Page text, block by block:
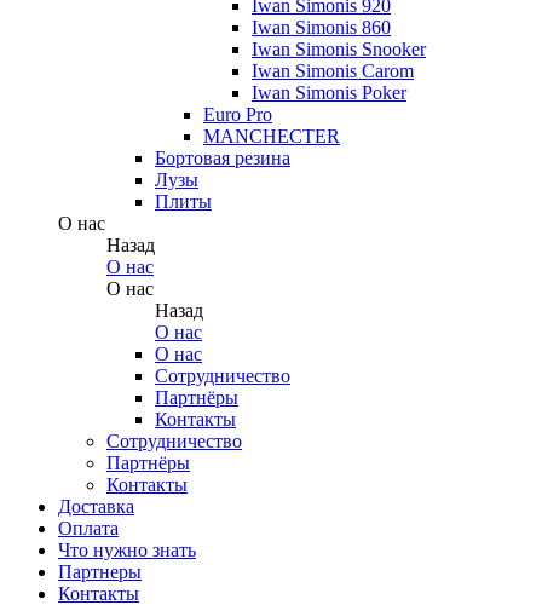
Iwan Simonis 920
Iwan Simonis 860
Iwan Simonis Snooker
Iwan Simonis Carom
Iwan Simonis Poker
Euro Pro
MANCHECTER
Бортовая резина
Лузы
Плиты
О нас
Назад
О нас
О нас
Назад
О нас
О нас
Сотрудничество
Партнёры
Контакты
Сотрудничество
Партнёры
Контакты
Доставка
Оплата
Что нужно знать
Партнеры
Контакты